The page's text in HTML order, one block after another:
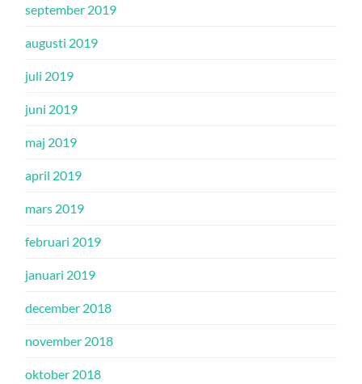
september 2019
augusti 2019
juli 2019
juni 2019
maj 2019
april 2019
mars 2019
februari 2019
januari 2019
december 2018
november 2018
oktober 2018